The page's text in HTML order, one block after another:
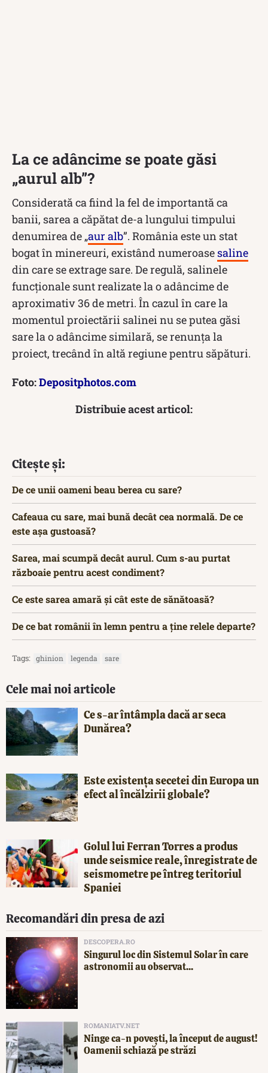
La ce adâncime se poate găsi
„aurul alb”?
Considerată ca fiind la fel de importantă ca
banii, sarea a căpătat de-a lungului timpului
denumirea de „aur alb”. România este un stat
bogat în minereuri, existând numeroase saline
din care se extrage sare. De regulă, salinele
funcționale sunt realizate la o adâncime de
aproximativ 36 de metri. În cazul în care la
momentul proiectării salinei nu se putea găsi
sare la o adâncime similară, se renunța la
proiect, trecând în altă regiune pentru săpături.
Foto:Depositphotos.com
Distribuie acest articol:
Citește și:
De ce unii oameni beau berea cu sare?
Cafeaua cu sare, mai bună decât cea normală. De ce
este așa gustoasă?
Sarea, mai scumpă decât aurul. Cum s-au purtat
războaie pentru acest condiment?
Ce este sarea amară și cât este de sănătoasă?
De ce bat românii în lemn pentru a ține relele departe?
Tags: ghinion legenda sare
Cele mai noi articole
Ce s-ar întâmpla dacă ar seca
Dunărea?
Este existența secetei din Europa un
efect al încălzirii globale?
Golul lui Ferran Torres a produs
unde seismice reale, înregistrate de
seismometre pe întreg teritoriul
Spaniei
Recomandări din presa de azi
DESCOPERA.RO
Singurul loc din Sistemul Solar în care
astronomii au observat...
ROMANIATV.NET
Ninge ca-n povești, la început de august!
Oamenii schiază pe străzi